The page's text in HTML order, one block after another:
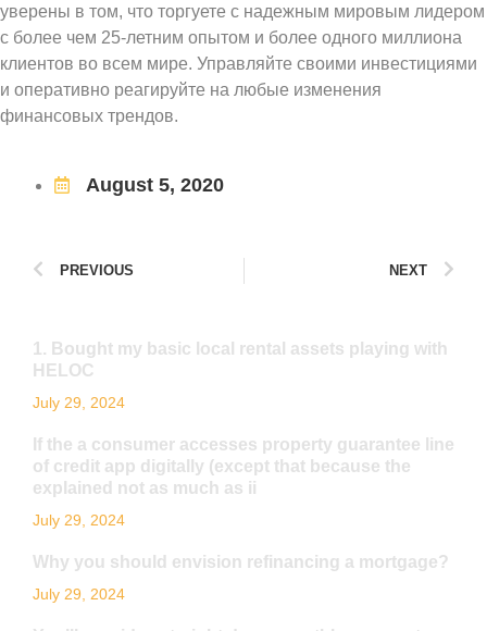
уверены в том, что торгуете с надежным мировым лидером
с более чем 25-летним опытом и более одного миллиона
клиентов во всем мире. Управляйте своими инвестициями
и оперативно реагируйте на любые изменения
финансовых трендов.
August 5, 2020
PREVIOUS NEXT
1. Bought my basic local rental assets playing with
HELOC
July 29, 2024
If the a consumer accesses property guarantee line
of credit app digitally (except that because the
explained not as much as ii
July 29, 2024
Why you should envision refinancing a mortgage?
July 29, 2024